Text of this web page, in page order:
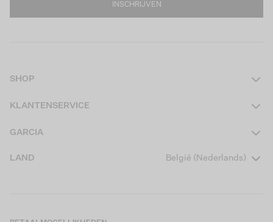
INSCHRIJVEN
SHOP
Boys Teens
KLANTENSERVICE
GARCIA
LAND België (Nederlands)